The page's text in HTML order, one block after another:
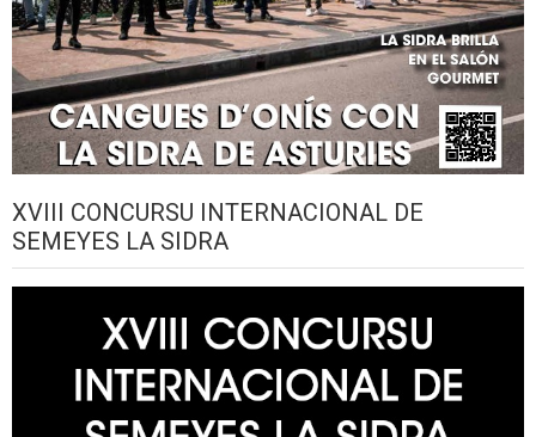
XVIII CONCURSU INTERNACIONAL DE
SEMEYES LA SIDRA